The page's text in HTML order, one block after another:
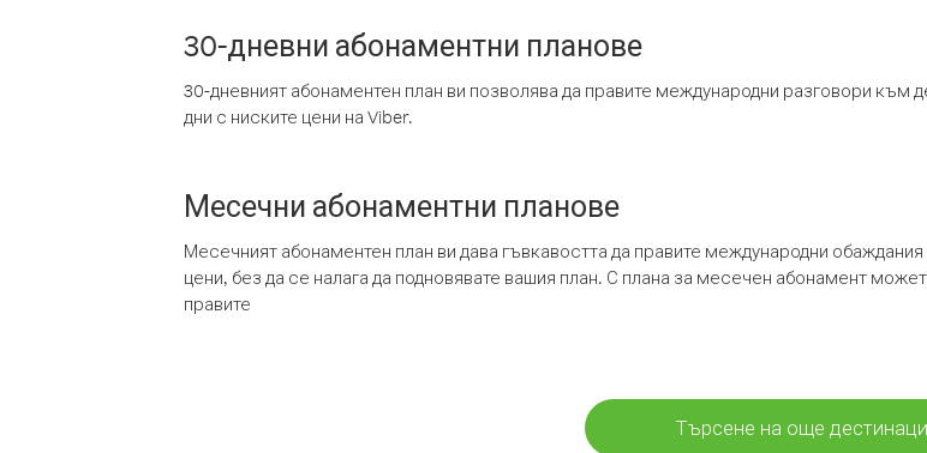
30-дневни абонаментни планове
30-дневният абонаментен план ви позволява да правите международни разговори към
дни с ниските цени на Viber.
Месечни абонаментни планове
Месечният абонаментен план ви дава гъвкавостта да правите международни
цени, без да се налага да подновявате вашия план. С плана за месечен абонамент
правите
Търсене на още